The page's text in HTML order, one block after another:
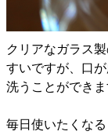
クリアなガラス
すいですが、口
洗うことができま
毎日使いたくな